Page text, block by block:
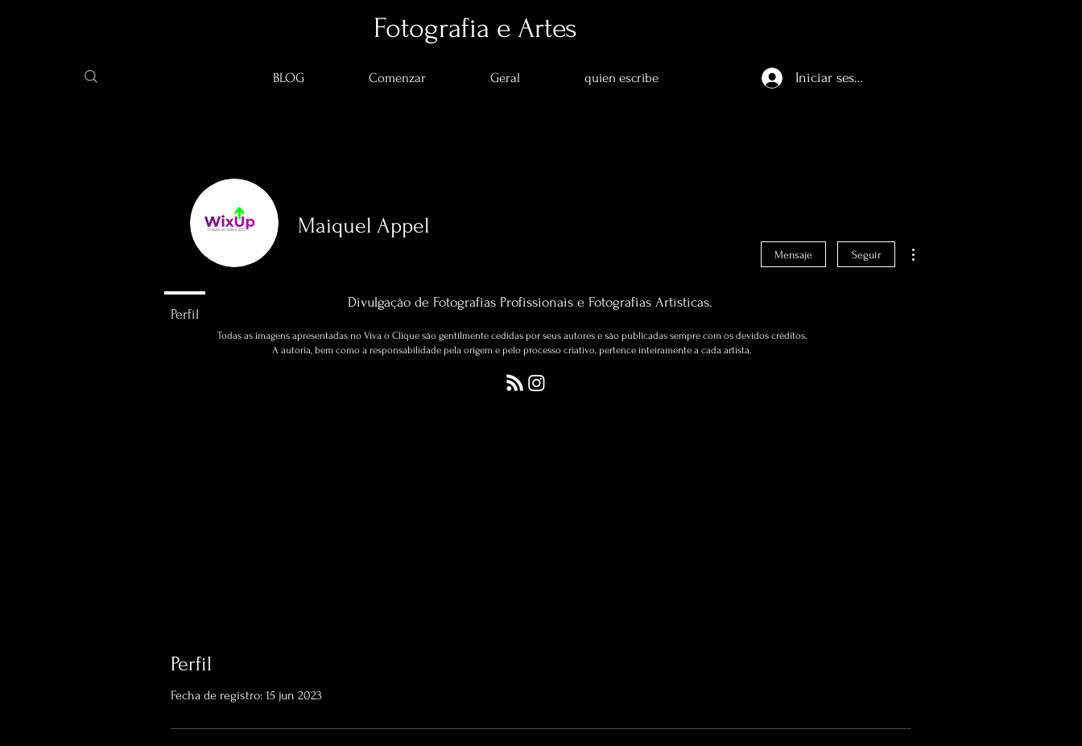
Fotografia e Artes
BLOG Comenzar Geral quien escribe Iniciar sesión
Divulgação de Fotografias Profissionais e Fotografias Artísticas.
Todas as imagens apresentadas no Viva o Clique são gentilmente cedidas por seus autores e são publicadas sempre com os devidos créditos.
A autoria, bem como a responsabilidade pela origem e pelo processo criativo, pertence inteiramente a cada artista.
Perfil
Fecha de registro: 15 jun 2023
Maiquel Appel
Mensaje Seguir
Perfil